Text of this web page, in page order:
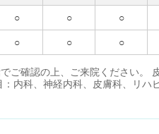
○ ○ ○
○ ○ ○
ご確認の上、ご来院ください。
内科、神経内科、皮膚科、リハ